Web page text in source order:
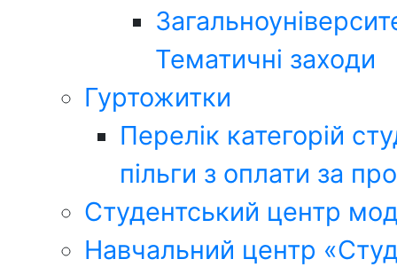
Тематичні заходи
Гуртожитки
Перелік категорій
пільги з оплати за
Студентський центр
Навчальний центр